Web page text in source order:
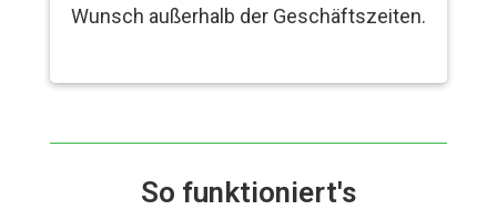
Wunsch außerhalb der Geschäftszeiten.
So funktioniert's